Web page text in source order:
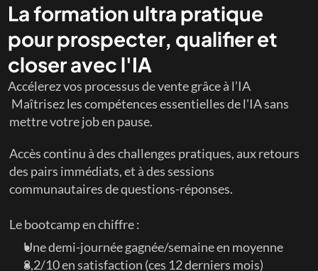
La formation ultra pratique
pour prospecter, qualifier et
closer avec l'IA
Accélerez vos processus de vente grâce à l’IA
mettre votre job en pause.
Accès continu à des challenges pratiques, aux retours
des pairs immédiats, et à des sessions
communautaires de questions-réponses.
Le bootcamp en chiffre :
Une demi-journée gagnée/semaine en moyenne
8,2/10 en satisfaction (ces 12 derniers mois)